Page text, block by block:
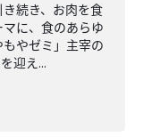
続き、お肉を食
に、食のあらゆ
やゼミ」主宰の
迎え...